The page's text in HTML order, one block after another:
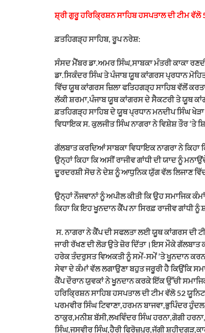
ਸ਼੍ਰੀ ਗੁਰੂ ਹਰਿਕ੍ਰਿਸ਼ਨ ਸਾਹਿਬ ਹਸਪਤਾਲ ਦੀ ਟੀਮ
ਫ਼ਤਹਿਗੜ੍ਹ ਸਾਹਿਬ, ਰੂਪ ਨਰੇਸ਼:
ਸੰਸਦ ਮੈਂਬਰ ਡਾ.ਅਮਰ ਸਿੰਘ,ਸਾਬਕਾ ਮੰਤਰੀ ਕਾਕਾ
ਡਾ.ਸਿਕੰਦਰ ਸਿੰਘ ਤੇ ਪੰਜਾਬ ਯੂਥ ਕਾਂਗਰਸ ਪ੍ਰਧਾਨ
ਵਿੱਚ ਯੂਥ ਕਾਂਗਰਸ ਜ਼ਿਲਾ ਫਤਿਹਗੜ੍ਹ ਸਾਹਿਬ ਵੱਲੋਂ
ਲੱਕੀ ਸ਼ਰਮਾ,ਪੰਜਾਬ ਯੂਥ ਕਾਂਗਰਸ ਦੇ ਸੈਕਟਰੀ ਤੇ ਯੂਥ
ਫ਼ਤਹਿਗੜ੍ਹ ਸਾਹਿਬ ਦੇ ਯੂਥ ਪ੍ਰਧਾਨ ਮਨਦੀਪ ਸਿੰਘ
ਵਿਧਾਇਕ ਸ. ਕੁਲਜੀਤ ਸਿੰਘ ਨਾਗਰਾ ਨੇ ਵਿਸ਼ੇਸ਼ ਤੌਰ ‘ਤੇ
ਗੱਲਬਾਤ ਕਰਦਿਆਂ ਸਾਬਕਾ ਵਿਧਾਇਕ ਨਾਗਰਾ ਨੇ
ਉਨ੍ਹਾਂ ਕਿਹਾ ਕਿ ਅਸੀਂ ਰਾਜੀਵ ਗਾਂਧੀ ਦੀ ਯਾਦ ਨੂੰ
ਦੂਰਦਰਸ਼ੀ ਸੋਚ ਨੇ ਦੇਸ਼ ਨੂੰ ਆਧੁਨਿਕ ਯੁੱਗ ਵੱਲ ਲਿਜਾਣ
ਉਨ੍ਹਾਂ ਨੌਜਵਾਨਾਂ ਨੂੰ ਅਪੀਲ ਕੀਤੀ ਕਿ ਉਹ ਸਮਾਜਿਕ
ਕਿਹਾ ਕਿ ਇਹ ਖੂਨਦਾਨ ਕੈਂਪ ਨਾ ਸਿਰਫ਼ ਰਾਜੀਵ ਗਾਂਧੀ
ਸ. ਨਾਗਰਾ ਨੇ ਕੈਂਪ ਦੀ ਸਫਲਤਾ ਲਈ ਯੂਥ ਕਾਂਗਰਸ ਦੀ
ਜਾਰੀ ਰੱਖਣ ਦੀ ਲੋੜ ਉਤੇ ਜ਼ੋਰ ਦਿੱਤਾ।ਇਸ ਮੌਕੇ ਗੱਲਬਾਤ
ਹਰੇਕ ਤੰਦਰੁਸਤ ਵਿਅਕਤੀ ਨੂੰ ਸਮੇਂ-ਸਮੇਂ ’ਤੇ ਖੂਨਦਾਨ
ਸੇਵਾ ਦੇ ਕੰਮਾਂ ਵੱਲ ਲਗਾਉਣਾ ਬਹੁਤ ਜਰੂਰੀ ਹੈ ਕਿਉਂਕਿ
ਕੈਂਪ ਦੌਰਾਨ ਯੁਵਕਾਂ ਨੇ ਖੂਨਦਾਨ ਕਰਕੇ ਇੱਕ ਉੱਚੀ
ਹਰਿਕ੍ਰਿਸ਼ਨ ਸਾਹਿਬ ਹਸਪਤਾਲ ਦੀ ਟੀਮ ਵੱਲੋ 52
ਪਰਮਵੀਰ ਸਿੰਘ ਟਿਵਾਣਾ,ਹਰਮਨ ਬਾਜਵਾ,ਭੁਪਿੰਦਰ
ਠਾਕੁਰ,ਮਨੀਸ਼ ਬੱਸੀ,ਲਖਵਿੰਦਰ ਸਿੰਘ ਹਰਨਾ,ਗੋਗੀ
ਸਿੰਘ,ਜਸਵੀਰ ਸਿੰਘ,ਹੈਰੀ ਫਿਰੋਜ਼ਪੁਰ,ਜੱਗੀ